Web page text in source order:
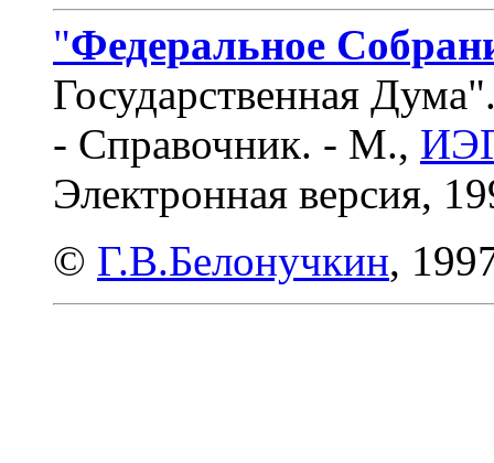
"Федеральное
Государственная
- Справочник. - М.,
Электронная версия,
© Г.В.Белонучкин,